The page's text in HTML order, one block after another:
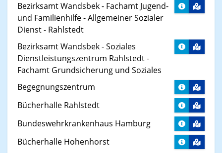
Bezirksamt Wandsbek - Fachamt Jugend-
und Familienhilfe - Allgemeiner Sozialer
Dienst - Rahlstedt
Bezirksamt Wandsbek - Soziales
Dienstleistungszentrum Rahlstedt -
Fachamt Grundsicherung und Soziales
Begegnungszentrum
Bücherhalle Rahlstedt
Bundeswehrkrankenhaus Hamburg
Bücherhalle Hohenhorst